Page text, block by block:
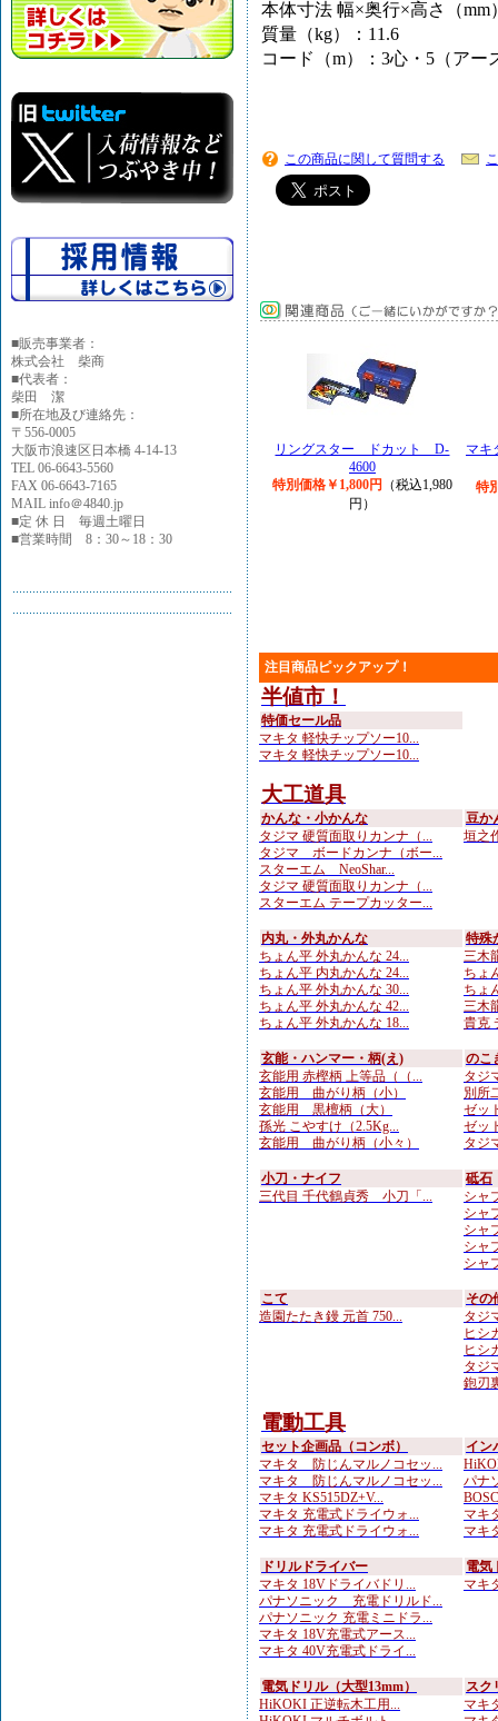
■販売事業者：
株式会社 柴商
■代表者：
柴田 潔
■所在地及び連絡先：
〒556-0005
大阪市浪速区日本橋 4-14-13
TEL 06-6643-5560
FAX 06-6643-7165
MAIL info＠4840.jp
■定 休 日 毎週土曜日
■営業時間 8：30～18：30
本体寸法 幅×奥行×高さ（mm
質量（kg）：11.6
コード（m）：3心・5（アー
この商品に関して質問する
リングスター ドカット D-
4600
特別価格￥1,800円
（税込1,980
円）
マキ
特
注目商品ピックアップ！
半値市！
特価セール品
マキタ 軽快チップソー10...
マキタ 軽快チップソー10...
大工道具
かんな・小かんな
タジマ 硬質面取りカンナ（...
タジマ ボードカンナ（ボー...
スターエム NeoShar...
タジマ 硬質面取りカンナ（...
スターエム テープカッター...
豆か
垣之
内丸・外丸かんな
ちょん平 外丸かんな 24...
ちょん平 内丸かんな 24...
ちょん平 外丸かんな 30...
ちょん平 外丸かんな 42...
ちょん平 外丸かんな 18...
特殊
三木
ちょ
ちょ
三木
貴克
玄能・ハンマー・柄(え)
玄能用 赤樫柄 上等品（（...
玄能用 曲がり柄（小）
玄能用 黒檀柄（大）
孫光 こやすけ（2.5Kg...
玄能用 曲がり柄（小々）
のこ
タジ
別所
ゼッ
ゼッ
タジ
小刀・ナイフ
三代目 千代鶴貞秀 小刀「...
砥石
シャ
シャ
シャ
シャ
シャ
こて
造園たたき鏝 元首 750...
その
タジ
ヒシ
ヒシ
タジ
鉋刃
電動工具
セット企画品（コンボ）
マキタ 防じんマルノコセッ...
マキタ 防じんマルノコセッ...
マキタ KS515DZ+V...
マキタ 充電式ドライウォ...
マキタ 充電式ドライウォ...
イン
パナ
マキ
マキ
ドリルドライバー
マキタ 18Vドライバドリ...
パナソニック 充電ドリルド...
パナソニック 充電ミニドラ...
マキタ 18V充電式アース...
マキタ 40V充電式ドライ...
電気
マキ
電気ドリル（大型13mm）
HiKOKI 正逆転木工用...
スク
マキ